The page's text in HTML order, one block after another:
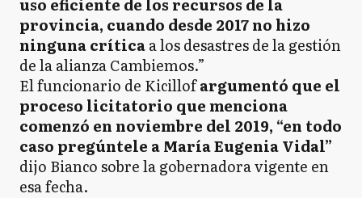
uso eficiente de los recursos de la
provincia, cuando desde 2017 no hizo
ninguna críticaa los desastres de la gestión
de la alianza Cambiemos.”
El funcionario de Kicillofargumentó que el
proceso licitatorio que menciona
comenzó en noviembre del 2019, “en todo
caso pregúntele a María Eugenia Vidal”
dijo Bianco sobre la gobernadora vigente en
esa fecha.